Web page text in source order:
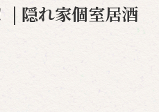
| 隠れ家個室居酒